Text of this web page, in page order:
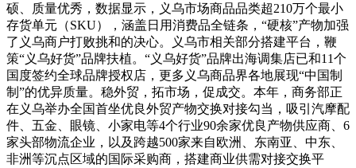
硕、质量优秀，数据显示，义乌市场商品品类超210万个最小
存货单元（SKU），涵盖日用消费品全链条，“硬核”产物加强
了义乌商户打败挑和的决心。义乌市相关部分搭建平台，鞭
策“义乌好货”品牌扶植。“义乌好货”品牌出海调集店已和11个
国度签约全球品牌授权店，更多义乌商品界各地展现“中国制
制”的优异质量。稳外贸，拓市场，促成交。本年，商务部正
在义乌举办全国首坐优良外贸产物交换对接勾当，吸引汽摩配
件、五金、眼镜、小家电等4个行业90余家优良产物供应商、6
家头部物流企业，以及跨越500家来自欧洲、东南亚、中东、
非洲等沉点区域的国际采购商，搭建商业供需对接交换平